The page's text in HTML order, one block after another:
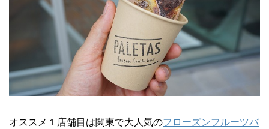
オススメ１店舗目は関東で大人気のフローズンフルーツバ